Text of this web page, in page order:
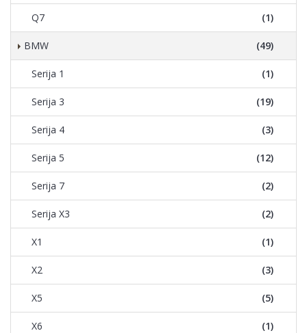
Q7 (1)
BMW (49)
Serija 1 (1)
Serija 3 (19)
Serija 4 (3)
Serija 5 (12)
Serija 7 (2)
Serija X3 (2)
X1 (1)
X2 (3)
X5 (5)
X6 (1)